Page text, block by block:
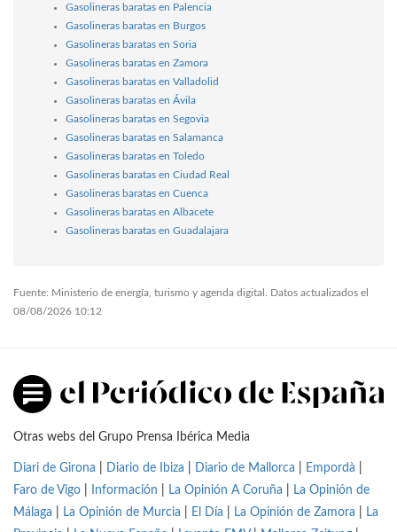
Gasolineras baratas en Palencia
Gasolineras baratas en Burgos
Gasolineras baratas en Soria
Gasolineras baratas en Zamora
Gasolineras baratas en Valladolid
Gasolineras baratas en Ávila
Gasolineras baratas en Segovia
Gasolineras baratas en Salamanca
Gasolineras baratas en Toledo
Gasolineras baratas en Ciudad Real
Gasolineras baratas en Cuenca
Gasolineras baratas en Albacete
Gasolineras baratas en Guadalajara
Fuente: Ministerio de energía, turismo y agenda digital. Datos actualizados el
08/08/2026 10:12
Otras webs del Grupo Prensa Ibérica Media
Diari de Girona Diario de Ibiza Diario de Mallorca Empordà
Faro de Vigo
Información La Opinión A Coruña
La Opinión de
Málaga
La Opinión de Murcia El Día La Opinión de Zamora
La